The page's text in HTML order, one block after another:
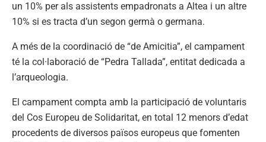
un 10% per als assistents empadronats a Altea i un altre
10% si es tracta d’un segon germà o germana.
A més de la coordinació de “de Amicitia”, el campament
té la col·laboració de “Pedra Tallada”, entitat dedicada a
l’arqueologia.
El campament compta amb la participació de voluntaris
del Cos Europeu de Solidaritat, en total 12 menors d’edat
procedents de diversos països europeus que fomenten